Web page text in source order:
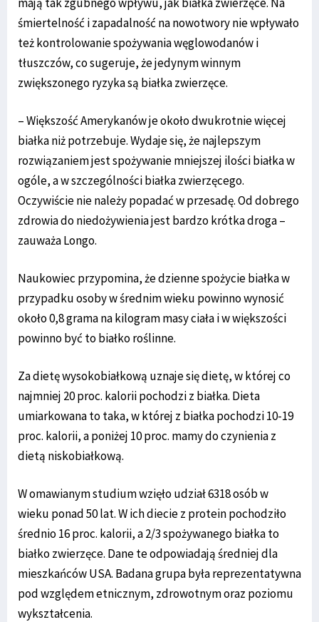
śmiertelność i zapadalność na nowotwory nie wpływało
też kontrolowanie spożywania węglowodanów i
tłuszczów, co sugeruje, że jedynym winnym
zwiększonego ryzyka są białka zwierzęce.
– Większość Amerykanów je około dwukrotnie więcej
białka niż potrzebuje. Wydaje się, że najlepszym
rozwiązaniem jest spożywanie mniejszej ilości białka w
ogóle, a w szczególności białka zwierzęcego.
Oczywiście nie należy popadać w przesadę. Od dobrego
zdrowia do niedożywienia jest bardzo krótka droga –
zauważa Longo.
Naukowiec przypomina, że dzienne spożycie białka w
przypadku osoby w średnim wieku powinno wynosić
około 0,8 grama na kilogram masy ciała i w większości
powinno być to białko roślinne.
Za dietę wysokobiałkową uznaje się dietę, w której co
najmniej 20 proc. kalorii pochodzi z białka. Dieta
umiarkowana to taka, w której z białka pochodzi 10-19
proc. kalorii, a poniżej 10 proc. mamy do czynienia z
dietą niskobiałkową.
W omawianym studium wzięło udział 6318 osób w
wieku ponad 50 lat. W ich diecie z protein pochodziło
średnio 16 proc. kalorii, a 2/3 spożywanego białka to
białko zwierzęce. Dane te odpowiadają średniej dla
mieszkańców USA. Badana grupa była reprezentatywna
pod względem etnicznym, zdrowotnym oraz poziomu
wykształcenia.